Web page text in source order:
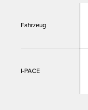
Fahrzeug
I-PACE